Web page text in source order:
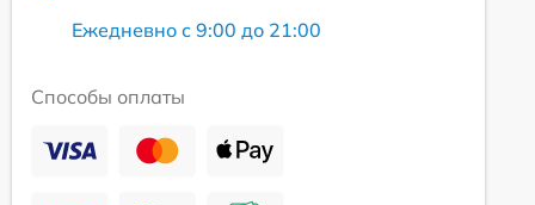
Ежедневно с 9:00 до 21:00
Способы оплаты